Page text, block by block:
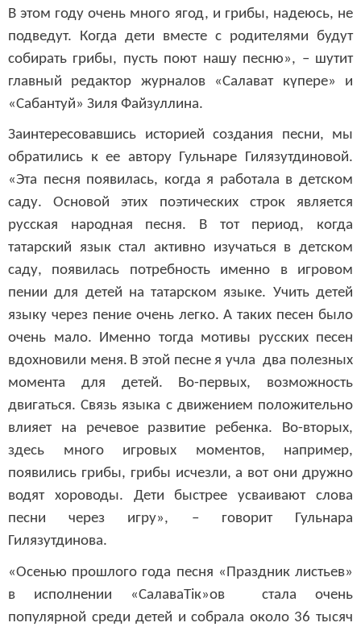
В этом году очень много ягод, и грибы, надеюсь, не
подведут. Когда дети вместе с родителями будут
собирать грибы, пусть поют нашу песню», – шутит
главный редактор журналов «Салават күпере» и
«Сабантуй» Зиля Файзуллина.
Заинтересовавшись историей создания песни, мы
обратились к ее автору Гульнаре Гилязутдиновой.
«Эта песня появилась, когда я работала в детском
саду. Основой этих поэтических строк является
русская народная песня. В тот период, когда
татарский язык стал активно изучаться в детском
саду, появилась потребность именно в игровом
пении для детей на татарском языке. Учить детей
языку через пение очень легко. А таких песен было
очень мало. Именно тогда мотивы русских песен
вдохновили меня. В этой песне я учла два полезных
момента для детей. Во-первых, возможность
двигаться. Связь языка с движением положительно
влияет на речевое развитие ребенка. Во-вторых,
здесь много игровых моментов, например,
появились грибы, грибы исчезли, а вот они дружно
водят хороводы. Дети быстрее усваивают слова
песни через игру», – говорит Гульнара
Гилязутдинова.
«Осенью прошлого года песня «Праздник листьев»
в исполнении «СалаваТік»ов стала очень
популярной среди детей и собрала около 36 тысяч